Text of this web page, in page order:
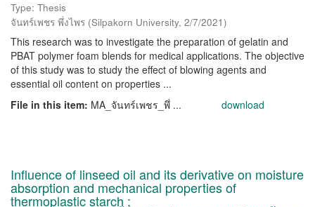
Type: Thesis
จันทร์เพชร พึ่งไพร (Silpakorn University, 2/7/2021)
This research was to investigate the preparation of gelatin and
PBAT polymer foam blends for medical applications. The objective
of this study was to study the effect of blowing agents and
essential oil content on properties ...
File in this item: MA_จันทร์เพชร_พึ่ ... download
Influence of linseed oil and its derivative on moisture
absorption and mechanical properties of
thermoplastic starch ;